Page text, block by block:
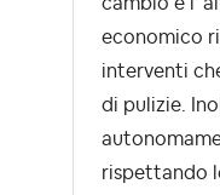
economico
interventi
di pulizie.
rispettando